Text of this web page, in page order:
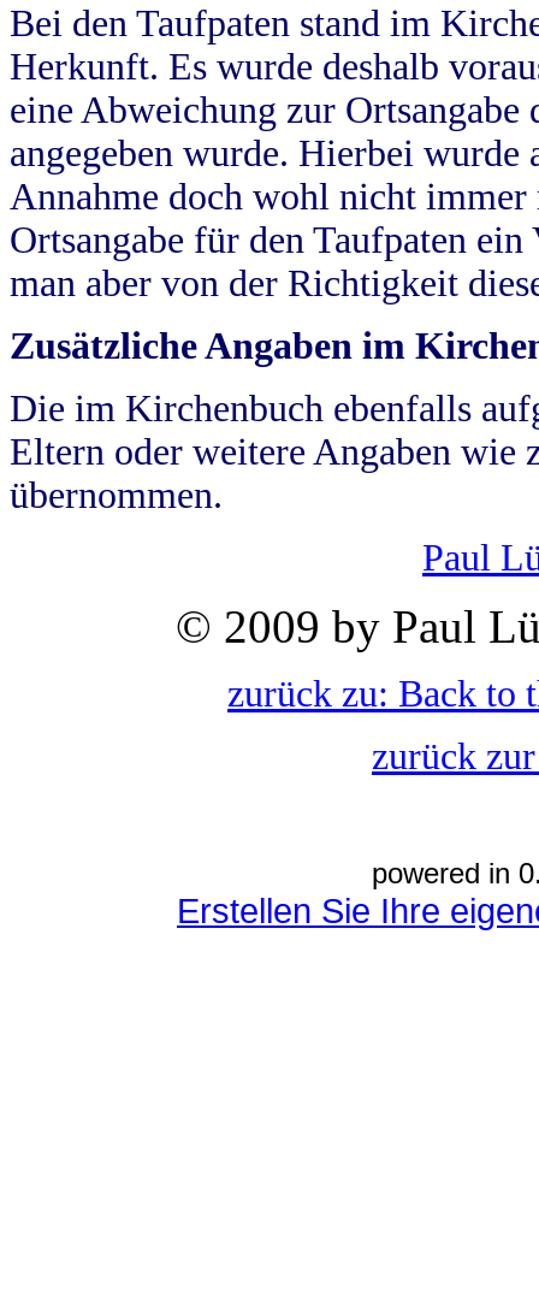
Bei den Taufpaten stand im
Herkunft. Es wurde deshalb
eine Abweichung zur
angegeben wurde. Hierbei wurde
Annahme doch wohl nicht
Ortsangabe für den Taufpaten
man aber von der Richtigkeit
Zusätzliche Angaben im
Die im Kirchenbuch ebenfalls
Eltern oder weitere Angaben wie
übernommen.
Paul
© 2009 by Paul
zurück zu: Back to
zurück
powered in
Erstellen Sie Ihre